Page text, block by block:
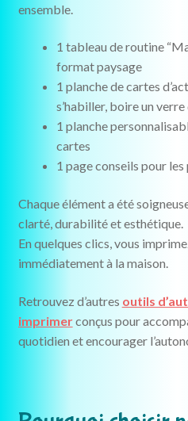
ensemble.
1 tableau de routine
format paysage
1 planche de cartes
s’habiller, boire un verre
1 planche
cartes
1 page conseils pour
Chaque élément a été
clarté, durabilité et esthétique.
En quelques clics, vous
immédiatement à la maison.
Retrouvez d’autres outils
imprimerconçus pour
quotidien et encourager